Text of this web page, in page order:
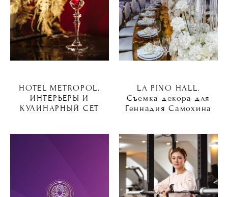
HOTEL METROPOL.
ИНТЕРЬЕРЫ И
КУЛИНАРНЫЙ СЕТ
LA PINO HALL.
Съемка декора для
Геннадия Самохина